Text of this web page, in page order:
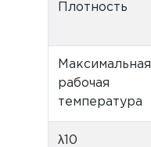
Плотность
Максимальная
рабочая
температура
λ10